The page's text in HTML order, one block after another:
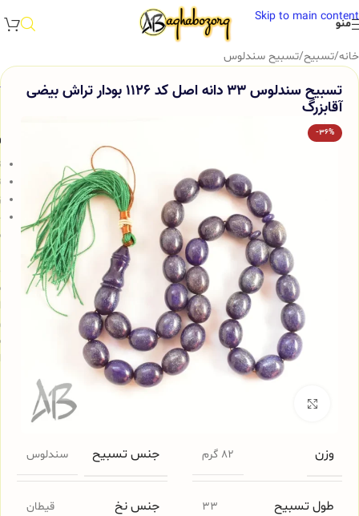
Skip to main content
منو
خانه/تسبیح/تسبیح سندلوس
تسبیح سندلوس 33 دانه اصل کد 1126 بودار تراش بیضی
آقابزرگ
-36%
وزن 82 گرم جنس تسبیح سندلوس
طول تسبیح 33 جنس نخ قیطان